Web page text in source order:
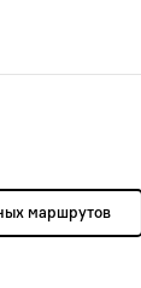
маршрутов